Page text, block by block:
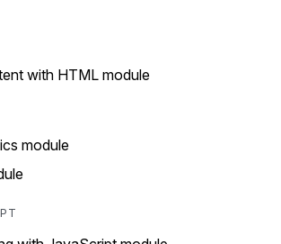
with HTML module
module